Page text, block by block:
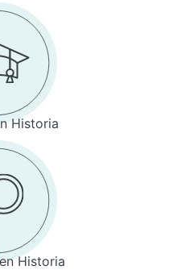
Historia
Historia